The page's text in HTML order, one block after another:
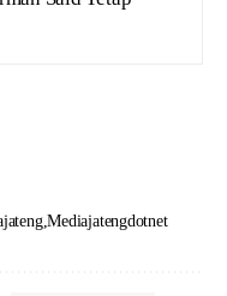
Mediajatengdotnet